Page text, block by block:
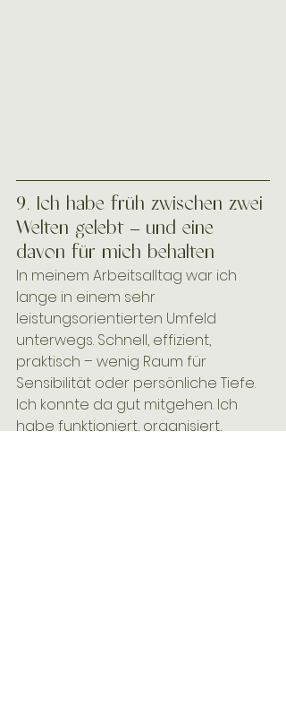
9. Ich habe früh zwischen zwei
Welten gelebt – und eine
davon für mich behalten
In meinem Arbeitsalltag war ich
lange in einem sehr
leistungsorientierten Umfeld
unterwegs. Schnell, effizient,
praktisch – wenig Raum für
Sensibilität oder persönliche Tiefe.
Ich konnte da gut mitgehen. Ich
habe funktioniert, organisiert,